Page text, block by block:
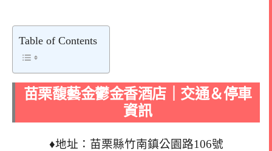
Table of Contents
苗栗馥藝金鬱金香酒店｜交通＆停車
資訊
♦地址：苗栗縣竹南鎮公園路106號